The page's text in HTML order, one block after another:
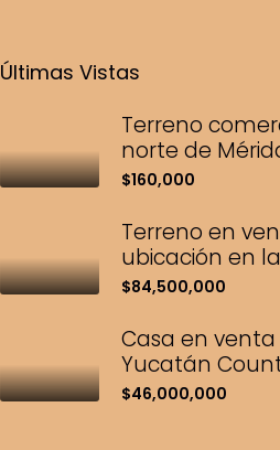
Últimas Vistas
Terreno
norte de
$160,000
Terreno en
ubicación en
$84,500,000
Casa en
Yucatán
$46,000,000